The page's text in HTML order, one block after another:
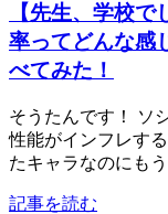
【先生、学校
率ってどんな感
べてみた！
そうたんです！ ソ
性能がインフレす
たキャラなのにも
記事を読む